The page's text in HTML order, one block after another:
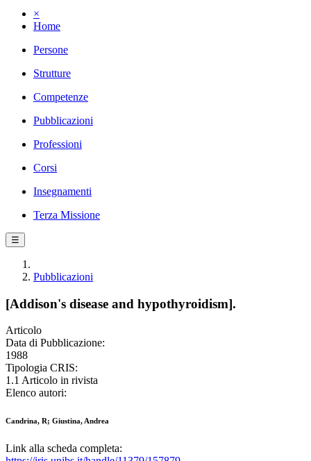
×
Home
Persone
Strutture
Competenze
Pubblicazioni
Professioni
Corsi
Insegnamenti
Terza Missione
☰
Pubblicazioni
[Addison's disease and hypothyroidism].
Articolo
Data di Pubblicazione:
1988
Tipologia CRIS:
1.1 Articolo in rivista
Elenco autori:
Candrina, R; Giustina, Andrea
Link alla scheda completa: